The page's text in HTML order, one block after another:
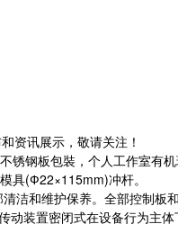
资讯展示，敬请关注！
钢板包裝，个人工作室有
具(Ф22×115mm)冲杆。
洁和维护保养。全部控制板
装置密闭式在设备行为主